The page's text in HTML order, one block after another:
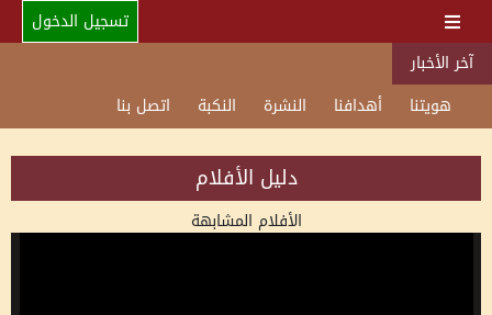
تسجيل الدخول
آخر الأخبار
هويتنا
أهدافنا النشرة النكبة اتصل بنا
دليل الأفلام
الأفلام المشابهة